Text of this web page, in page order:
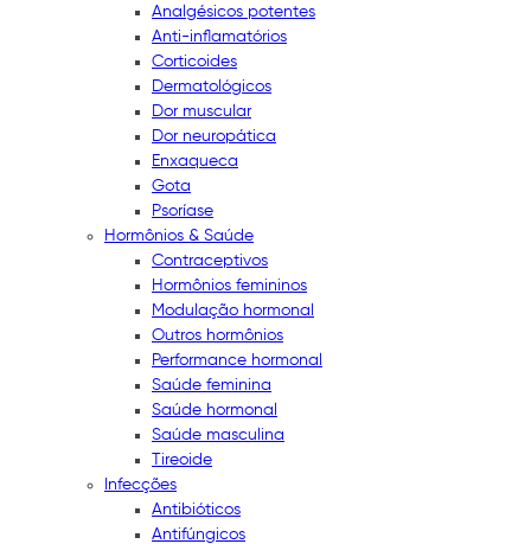
Analgésicos potentes
Anti-inflamatórios
Corticoides
Dermatológicos
Dor muscular
Dor neuropática
Enxaqueca
Gota
Psoríase
Hormônios & Saúde
Contraceptivos
Hormônios femininos
Modulação hormonal
Outros hormônios
Performance hormonal
Saúde feminina
Saúde hormonal
Saúde masculina
Tireoide
Infecções
Antibióticos
Antifúngicos